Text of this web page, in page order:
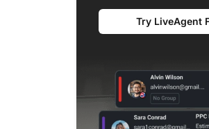
Try LiveAgent